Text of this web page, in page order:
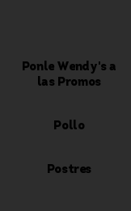
Ponle Wendy's a
las Promos
Pollo
Postres